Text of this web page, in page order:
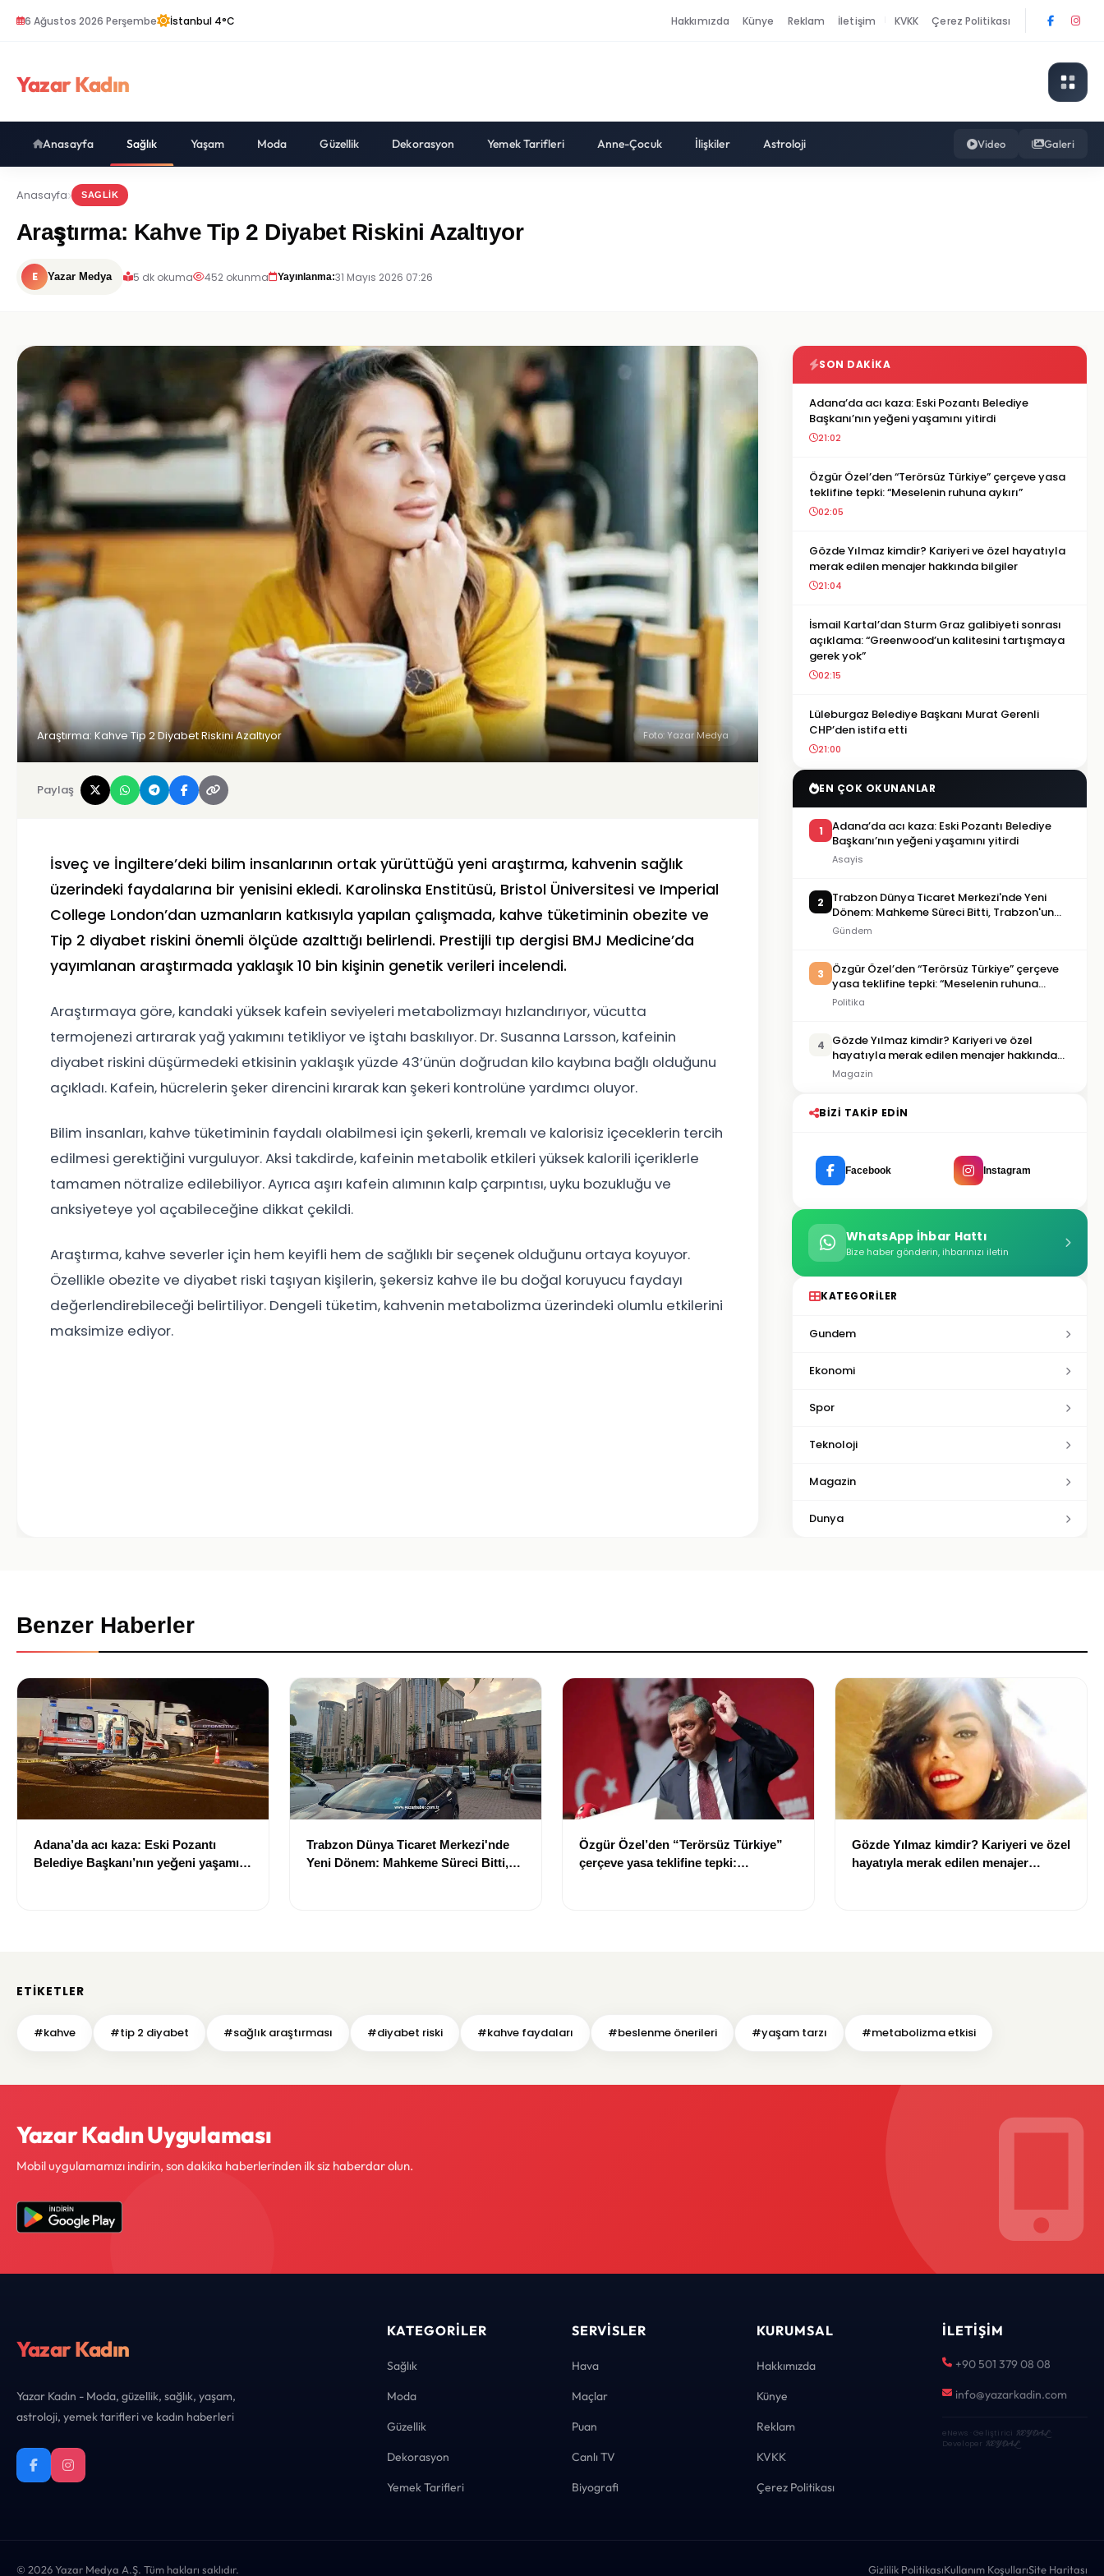
6 Ağustos 2026 Perşembe İstanbul 4°C Hakkımızda Künye Reklam İletişim KVKK Çerez Politikası
Yazar Kadın
Anasayfa Sağlık Yaşam Moda Güzellik Dekorasyon Yemek Tarifleri Anne-Çocuk İlişkiler Astroloji Video Galeri
Anasayfa SAGLIK
Araştırma: Kahve Tip 2 Diyabet Riskini Azaltıyor
E Yazar Medya 5 dk okuma 452 okunma Yayınlanma:31 Mayıs 2026 07:26
Araştırma: Kahve Tip 2 Diyabet Riskini Azaltıyor Foto: Yazar Medya
Paylaş
İsveç ve İngiltere’deki bilim insanlarının ortak yürüttüğü yeni araştırma, kahvenin sağlık
üzerindeki faydalarına bir yenisini ekledi. Karolinska Enstitüsü, Bristol Üniversitesi ve Imperial
College London’dan uzmanların katkısıyla yapılan çalışmada, kahve tüketiminin obezite ve
Tip 2 diyabet riskini önemli ölçüde azalttığı belirlendi. Prestijli tıp dergisi BMJ Medicine’da
yayımlanan araştırmada yaklaşık 10 bin kişinin genetik verileri incelendi.
Araştırmaya göre, kandaki yüksek kafein seviyeleri metabolizmayı hızlandırıyor, vücutta
termojenezi artırarak yağ yakımını tetikliyor ve iştahı baskılıyor. Dr. Susanna Larsson, kafeinin
diyabet riskini düşürmedeki etkisinin yaklaşık yüzde 43’ünün doğrudan kilo kaybına bağlı olduğunu
açıkladı. Kafein, hücrelerin şeker direncini kırarak kan şekeri kontrolüne yardımcı oluyor.
Bilim insanları, kahve tüketiminin faydalı olabilmesi için şekerli, kremalı ve kalorisiz içeceklerin tercih
edilmesi gerektiğini vurguluyor. Aksi takdirde, kafeinin metabolik etkileri yüksek kalorili içeriklerle
tamamen nötralize edilebiliyor. Ayrıca aşırı kafein alımının kalp çarpıntısı, uyku bozukluğu ve
anksiyeteye yol açabileceğine dikkat çekildi.
Araştırma, kahve severler için hem keyifli hem de sağlıklı bir seçenek olduğunu ortaya koyuyor.
Özellikle obezite ve diyabet riski taşıyan kişilerin, şekersiz kahve ile bu doğal koruyucu faydayı
değerlendirebileceği belirtiliyor. Dengeli tüketim, kahvenin metabolizma üzerindeki olumlu etkilerini
maksimize ediyor.
SON DAKIKA
Adana’da acı kaza: Eski Pozantı Belediye
Başkanı’nın yeğeni yaşamını yitirdi
21:02
Özgür Özel’den “Terörsüz Türkiye” çerçeve yasa
teklifine tepki: “Meselenin ruhuna aykırı”
02:05
Gözde Yılmaz kimdir? Kariyeri ve özel hayatıyla
merak edilen menajer hakkında bilgiler
21:04
İsmail Kartal’dan Sturm Graz galibiyeti sonrası
açıklama: “Greenwood’un kalitesini tartışmaya
gerek yok”
02:15
Lüleburgaz Belediye Başkanı Murat Gerenli
CHP’den istifa etti
21:00
EN ÇOK OKUNANLAR
1
Adana’da acı kaza: Eski Pozantı Belediye
Başkanı’nın yeğeni yaşamını yitirdi
Asayis
2
Trabzon Dünya Ticaret Merkezi'nde Yeni
Dönem: Mahkeme Süreci Bitti, Trabzon'un
Dev Projesi Ne Zaman Tamamlanacak?
Gündem
3
Özgür Özel’den “Terörsüz Türkiye” çerçeve
yasa teklifine tepki: “Meselenin ruhuna
aykırı”
Politika
4
Gözde Yılmaz kimdir? Kariyeri ve özel
hayatıyla merak edilen menajer hakkında
bilgiler
Magazin
BIZI TAKIP EDIN
Facebook Instagram
WhatsApp İhbar Hattı
Bize haber gönderin, ihbarınızı iletin
KATEGORILER
Gundem
Ekonomi
Spor
Teknoloji
Magazin
Dunya
Benzer Haberler
Adana’da acı kaza: Eski Pozantı
Belediye Başkanı’nın yeğeni yaşamını
Trabzon Dünya Ticaret Merkezi'nde
Yeni Dönem: Mahkeme Süreci Bitti,
Özgür Özel’den “Terörsüz Türkiye”
çerçeve yasa teklifine tepki:
Gözde Yılmaz kimdir? Kariyeri ve özel
hayatıyla merak edilen menajer
ETIKETLER
#kahve #tip 2 diyabet #sağlık araştırması #diyabet riski #kahve faydaları #beslenme önerileri #yaşam tarzı #metabolizma etkisi
Yazar Kadın Uygulaması
Mobil uygulamamızı indirin, son dakika haberlerinden ilk siz haberdar olun.
Yazar Kadın
Yazar Kadın - Moda, güzellik, sağlık, yaşam,
astroloji, yemek tarifleri ve kadın haberleri
KATEGORILER
Sağlık
Moda
Güzellik
Dekorasyon
Yemek Tarifleri
SERVISLER
Hava
Maçlar
Puan
Canlı TV
Biyografi
KURUMSAL
Hakkımızda
Künye
Reklam
KVKK
Çerez Politikası
İLETIŞIM
+90 501 379 08 08
info@yazarkadin.com
eNews · Geliştirici KEYDAL·
Developer KEYDAL
© 2026 Yazar Medya A.Ş. Tüm hakları saklıdır. Gizlilik PolitikasıKullanım KoşullarıSite Haritası